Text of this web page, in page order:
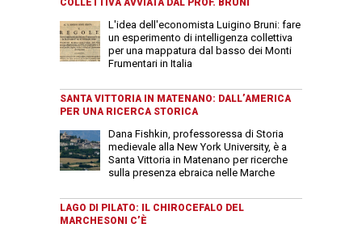
COLLETTIVA AVVIATA DAL PROF. BRUNI
L'idea dell'economista Luigino Bruni: fare
un esperimento di intelligenza collettiva
per una mappatura dal basso dei Monti
Frumentari in Italia
SANTA VITTORIA IN MATENANO: DALL’AMERICA
PER UNA RICERCA STORICA
Dana Fishkin, professoressa di Storia
medievale alla New York University, è a
Santa Vittoria in Matenano per ricerche
sulla presenza ebraica nelle Marche
LAGO DI PILATO: IL CHIROCEFALO DEL
MARCHESONI C’È